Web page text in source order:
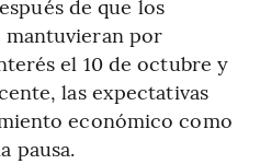
de que los
mantuvieran por
el 10 de octubre y
las expectativas
económico como
pausa.